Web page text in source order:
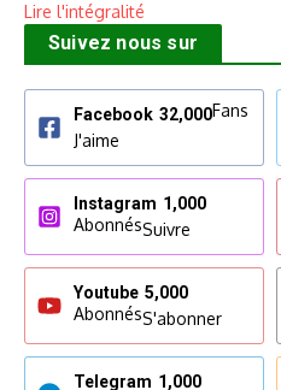
Lire l'intégralité
Suivez nous sur
Facebook 32,000Fans
J'aime
Instagram 1,000
AbonnésSuivre
Youtube 5,000
AbonnésS'abonner
Telegram 1,000